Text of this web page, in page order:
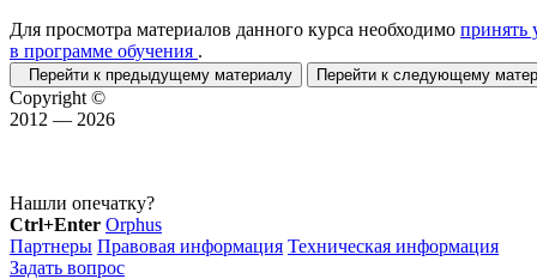
Для просмотра материалов данного курса необходимо принять
в программе обучения .
Перейти к предыдущему материалу Перейти к следующему
Copyright ©
2012 — 2026
Нашли опечатку?
Ctrl+Enter Orphus
Партнеры Правовая информация Техническая информация
Задать вопрос